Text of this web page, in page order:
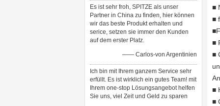
Es ist sehr froh, SPITZE als unser
Partner in China zu finden, hier können
wir das beste Produkt erhalten und
serice, setzen sie immer den Kunden
auf dem erster Platz.
—— Carlos-von Argentinien
Ich bin mit Ihrem ganzem Service sehr
erfüllt. Es ist wirklich ein gutes Team! mit
Ihrem one-stop Lösungsangebot helfen
Sie uns, viel Zeit und Geld zu sparen
■
■
■
■
■
■